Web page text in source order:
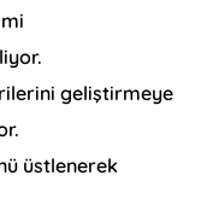
geliştirmeye
üstlenerek